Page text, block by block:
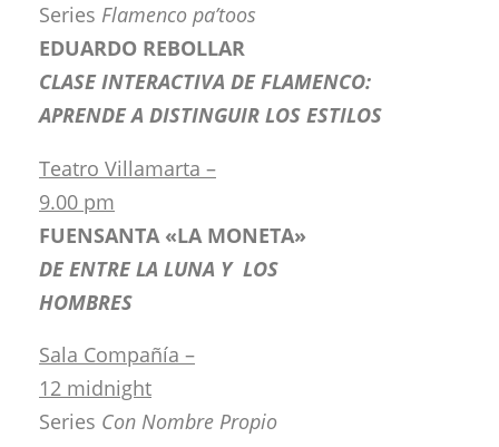
Series Flamenco pa’toos
EDUARDO REBOLLAR
CLASE INTERACTIVA DE FLAMENCO:
APRENDE A DISTINGUIR LOS ESTILOS
Teatro Villamarta –
9.00 pm
FUENSANTA «LA MONETA»
DE ENTRE LA LUNA Y LOS
HOMBRES
Sala Compañía –
12 midnight
Series Con Nombre Propio